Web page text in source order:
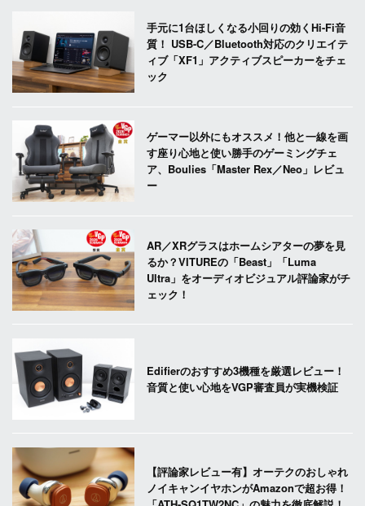
手元に1台ほしくなる小回りの効くHi-Fi音
質！ USB-C／Bluetooth対応のクリエイテ
ィブ「XF1」アクティブスピーカーをチェ
ック
ゲーマー以外にもオススメ！他と一線を画
す座り心地と使い勝手のゲーミングチェ
ア、Boulies「Master Rex／Neo」レビュ
ー
AR／XRグラスはホームシアターの夢を見
るか？VITUREの「Beast」「Luma
Ultra」をオーディオビジュアル評論家がチ
ェック！
Edifierのおすすめ3機種を厳選レビュー！
音質と使い心地をVGP審査員が実機検証
【評論家レビュー有】オーテクのおしゃれ
ノイキャンイヤホンがAmazonで超お得！